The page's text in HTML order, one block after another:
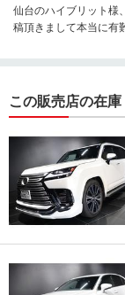
仙台のハイブリット様
稿頂きまして本当に有
送り下さいませ！
この販売店の在庫